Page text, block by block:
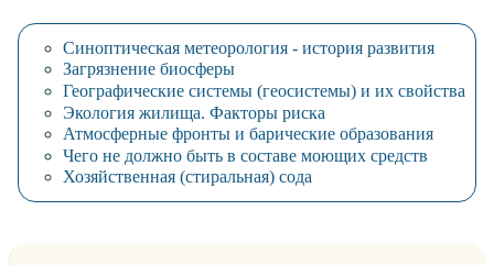
Синоптическая метеорология - история развития
Загрязнение биосферы
Географические системы (геосистемы) и их свойства
Экология жилища. Факторы риска
Атмосферные фронты и барические образования
Чего не должно быть в составе моющих средств
Хозяйственная (стиральная) сода